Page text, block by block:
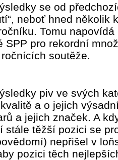
se od
neboť hned několik
Tomu
SPP pro rekordní
soutěže.
piv ve svých
a o jejich
a jejich značek. A
stále těžší pozici se
nepřišel v
pozici těch